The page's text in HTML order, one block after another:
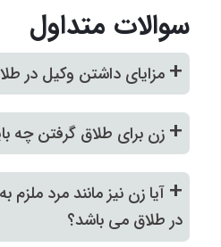
سوالات متداول
+ مزایای داشتن وکیل در
+ زن برای طلاق گرفتن چه
+ آیا زن نیز مانند مرد
در طلاق می باشد؟